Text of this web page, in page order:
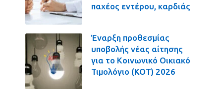
παχέος εντέρου, καρδιάς
Έναρξη προθεσμίας
υποβολής νέας αίτησης
για το Κοινωνικό Οικιακό
Τιμολόγιο (ΚΟΤ) 2026